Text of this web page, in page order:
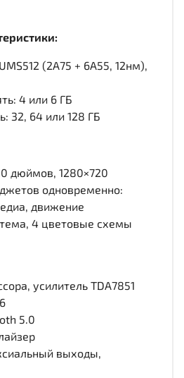
(2A75 + 6A55, 12нм),
4 или 6 ГБ
32, 64 или 128 ГБ
дюймов, 1280×720
одновременно:
движение
4 цветовые схемы
усилитель TDA7851
5.0
выходы,